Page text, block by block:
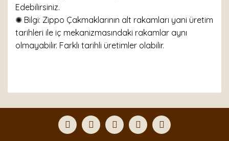
Edebilirsiniz.
✺ Bilgi: Zippo Çakmaklarının alt rakamları yani üretim
tarihleri ile iç mekanizmasındaki rakamlar aynı
olmayabilir. Farklı tarihli üretimler olabilir.
Yorum Yaz
formunu kullanarak tarafımıza iletebilirsiniz.
Görüş ve önerileriniz için teşekkür ederiz.